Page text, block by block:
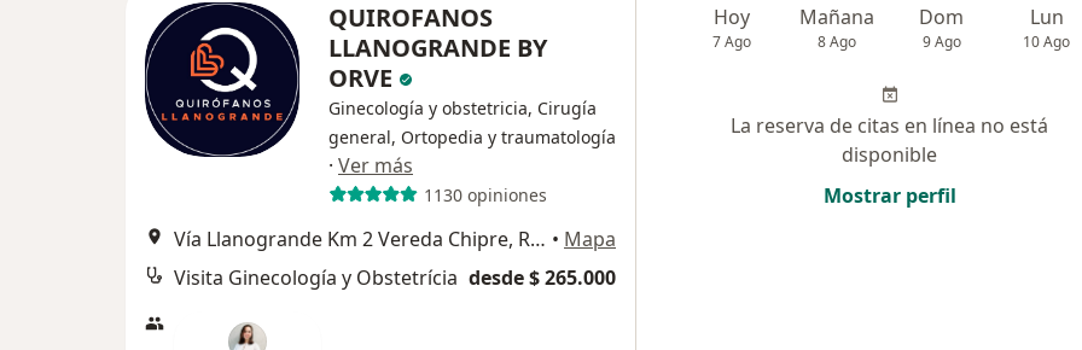
QUIROFANOS
LLANOGRANDE BY
ORVE
Ginecología y obstetricia, Cirugía
general, Ortopedia y traumatología
· Ver más
1130 opiniones
Vía Llanogrande Km 2 Vereda Chipre, Rionegro • Mapa
Visita Ginecología y Obstetrícia desde $ 265.000
Hoy
7 Ago
Mañana
8 Ago
Dom
9 Ago
Lun
10 Ago
La reserva de citas en línea no está
disponible
Mostrar perfil